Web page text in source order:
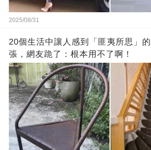
2025/08/31
20個生活中讓人感到「匪夷所思」
張，網友跪了：根本用不了啊！